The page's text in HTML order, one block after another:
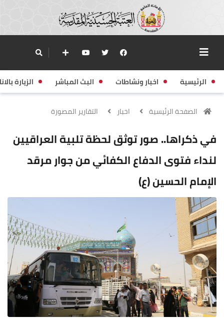
الرئيسية اخبار ونشاطات البث المباشر الزيارة
الصفحة الرئيسية اخبار التقارير المصورة
في ذكراها.. صور توثق لحظة تلبية العراقيين
لنداء فتوى الدفاع الكفائي من جوار مرقد
الإمام الحسين (ع)